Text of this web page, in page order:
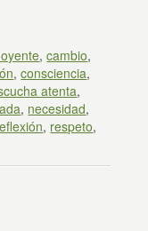
,cambio,
,consciencia,
atenta,
, necesidad,
, respeto,